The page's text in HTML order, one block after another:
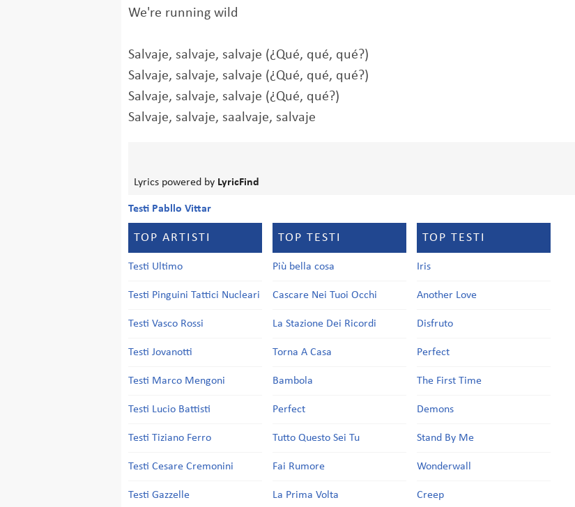
We're running wild
Salvaje, salvaje, salvaje (¿Qué, qué, qué?)
Salvaje, salvaje, salvaje (¿Qué, qué, qué?)
Salvaje, salvaje, salvaje (¿Qué, qué?)
Salvaje, salvaje, saalvaje, salvaje
Lyrics powered by LyricFind
Testi Pabllo Vittar
TOP ARTISTI
Testi Ultimo
Testi Pinguini Tattici Nucleari
Testi Vasco Rossi
Testi Jovanotti
Testi Marco Mengoni
Testi Lucio Battisti
Testi Tiziano Ferro
Testi Cesare Cremonini
Testi Gazzelle
TOP TESTI
Più bella cosa
Cascare Nei Tuoi Occhi
La Stazione Dei Ricordi
Torna A Casa
Bambola
Perfect
Tutto Questo Sei Tu
Fai Rumore
La Prima Volta
TOP TESTI
Iris
Another Love
Disfruto
Perfect
The First Time
Demons
Stand By Me
Wonderwall
Creep